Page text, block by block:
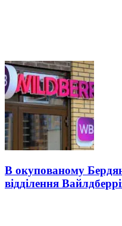
В окупованому
відділення